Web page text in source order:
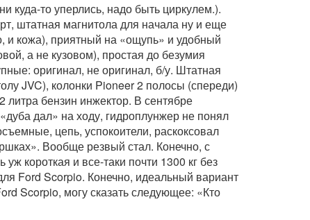
куда-то уперлись, надо быть циркулем.).
штатная магнитола для начала ну и еще
и кожа), приятный на «ощупь» и удобный
а не кузовом), простая до безумия
оригинал, не оригинал, б/у. Штатная
JVC), колонки Pioneer 2 полосы (спереди)
литра бензин инжектор. В сентябре
дал» на ходу, гидроплунжер не понял
цепь, успокоители, раскоксовал
Вообще резвый стал. Конечно, с
короткая и все-таки почти 1300 кг без
Ford Scorpio. Конечно, идеальный вариант
Scorpio, могу сказать следующее: «Кто